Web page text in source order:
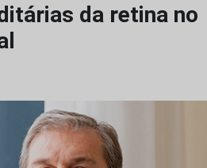
da retina no